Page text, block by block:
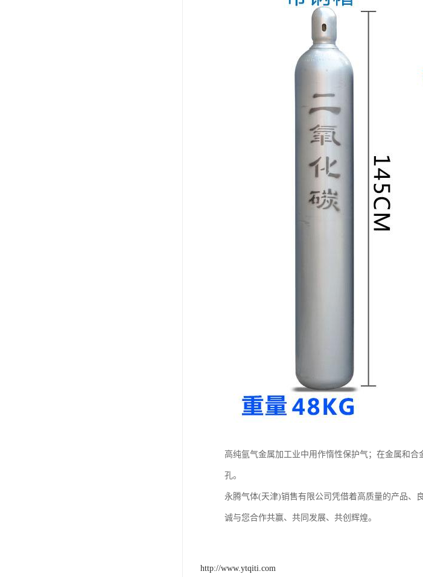
高纯氩气金属加工业中用作惰性保护气；在金属和
孔。
永腾气体(天津)销售有限公司凭借着高质量的产品、
诚与您合作共赢、共同发展、共创辉煌。
http://www.ytqiti.com